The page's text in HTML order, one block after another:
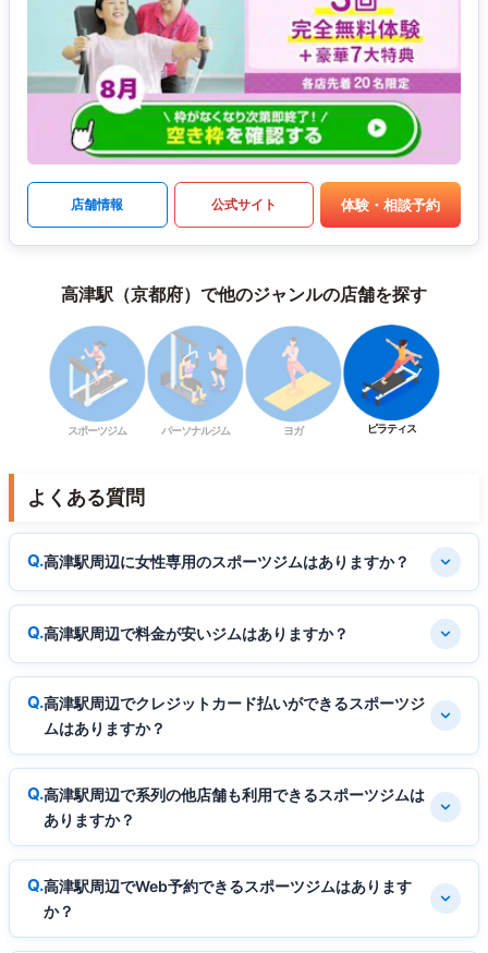
店舗情報 公式サイト 体験・相談予約
高津駅（京都府）で他のジャンルの店舗を探す
スポーツジム パーソナルジム ヨガ ピラティス
よくある質問
高津駅周辺に女性専用のスポーツジムはありますか？
高津駅周辺で料金が安いジムはありますか？
高津駅周辺でクレジットカード払いができるスポーツジ
ムはありますか？
高津駅周辺で系列の他店舗も利用できるスポーツジムは
ありますか？
高津駅周辺でWeb予約できるスポーツジムはあります
か？